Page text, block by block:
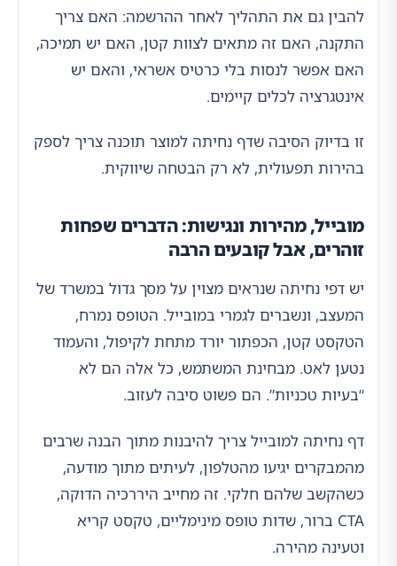
להבין גם את התהליך לאחר ההרשמה: האם צריך
התקנה, האם זה מתאים לצוות קטן, האם יש תמיכה,
האם אפשר לנסות בלי כרטיס אשראי, והאם יש
אינטגרציה לכלים קיימים.
זו בדיוק הסיבה שדף נחיתה למוצר תוכנה צריך לספק
בהירות תפעולית, לא רק הבטחה שיווקית.
מובייל, מהירות ונגישות: הדברים שפחות
זוהרים, אבל קובעים הרבה
יש דפי נחיתה שנראים מצוין על מסך גדול במשרד של
המעצב, ונשברים לגמרי במובייל. הטופס נמרח,
הטקסט קטן, הכפתור יורד מתחת לקיפול, והעמוד
נטען לאט. מבחינת המשתמש, כל אלה הם לא
“בעיות טכניות”. הם פשוט סיבה לעזוב.
דף נחיתה למובייל צריך להיבנות מתוך הבנה שרבים
מהמבקרים יגיעו מהטלפון, לעיתים מתוך מודעה,
כשהקשב שלהם חלקי. זה מחייב היררכיה הדוקה,
CTA ברור, שדות טופס מינימליים, טקסט קריא
וטעינה מהירה.